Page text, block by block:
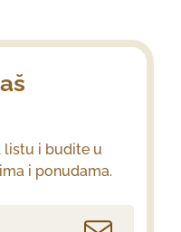
listu i budite u
i ponudama.